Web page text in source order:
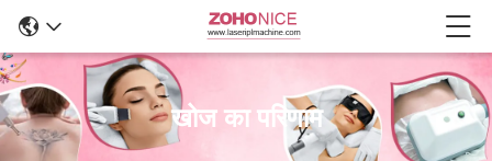
खोज का परिणाम